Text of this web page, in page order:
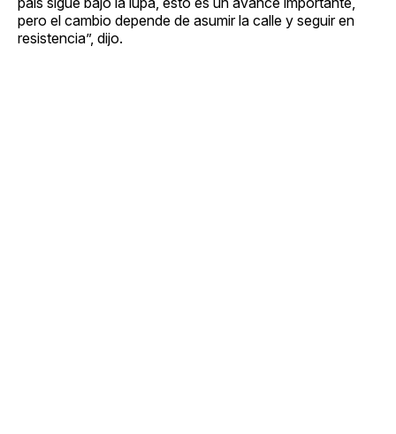
pero el cambio depende de asumir la calle y seguir en
resistencia”, dijo.